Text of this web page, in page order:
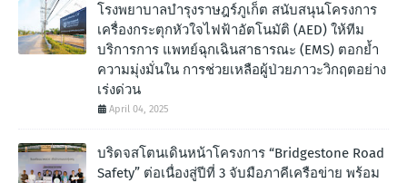
โรงพยาบาลบำรุงราษฎร์ภูเก็ต สนับสนุนโครงการ
เครื่องกระตุกหัวใจไฟฟ้าอัตโนมัติ (AED) ให้ทีม
บริการการ แพทย์ฉุกเฉินสาธารณะ (EMS) ตอกย้ำ
ความมุ่งมั่นใน การช่วยเหลือผู้ป่วยภาวะวิกฤตอย่าง
เร่งด่วน
April 04, 2025
บริดจสโตนเดินหน้าโครงการ “Bridgestone Road
Safety” ต่อเนื่องสู่ปีที่ 3 จับมือภาคีเครือข่าย พร้อม